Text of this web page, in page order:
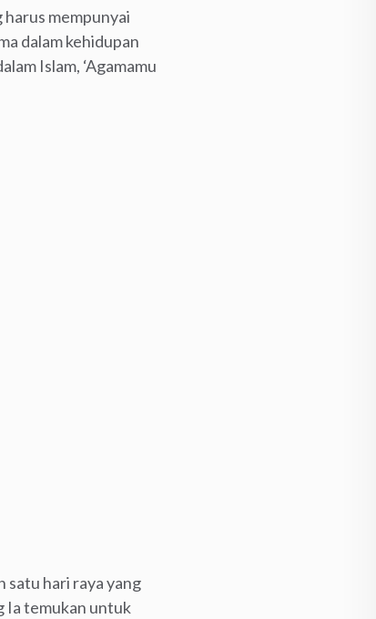
mempunyai
dalam kehidupan
Islam, ‘Agamamu
satu hari raya yang
Ia temukan untuk